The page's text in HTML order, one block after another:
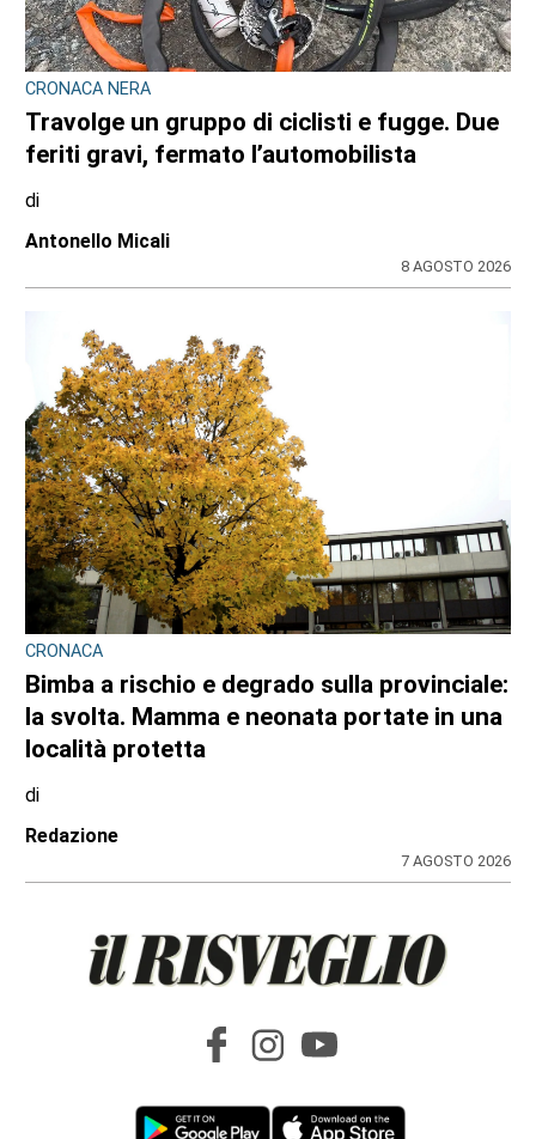
VIABILITÀ E TRASPORTI NEL TORINESE
Metropolitana di Torino chiusa il 9 agosto:
bus sostitutivi e deviazioni per il Venaria
Express
di
Redazione
BANDO REGIONALE PER IL 2026-2027
Nidi comunali in Piemonte: i Comuni
beneficiari di 1,5 milioni per ampliare gli
orari a costo zero per le famiglie
di
Redazione